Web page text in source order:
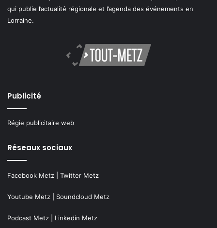
qui publie l’actualité régionale et l’agenda des événements en
Lorraine.
Publicité
Régie publicitaire web
Réseaux sociaux
Facebook Metz Twitter Metz
Youtube Metz Soundcloud Metz
Podcast Metz Linkedin Metz